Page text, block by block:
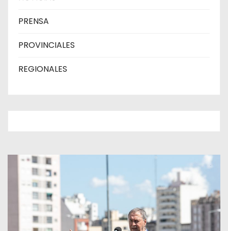
PRENSA
PROVINCIALES
REGIONALES